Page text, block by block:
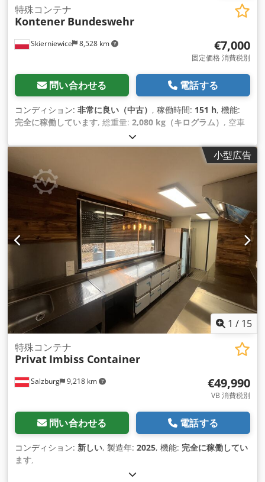
Skierniewice 8,528 km
特殊コンテナ
Kontener Bundeswehr
€7,000
固定価格 消費税別
問い合わせる 電話する
コンディション: 非常に良い（中古） , 稼働時間: 151 h, 機能:
完全に稼働しています, 総重量: 2,080 kg（キログラム） , 空車
, 色:
4,015 mm, 荷室幅:2,060 mm, 荷室高:1,960 mm, コンテナの
小型広告
1 / 15
Salzburg 9,218 km
特殊コンテナ
Privat Imbiss Container
€49,990
VB 消費税別
問い合わせる 電話する
コンディション: 新しい, 製造年: 2025, 機能: 完全に稼働してい
ます,